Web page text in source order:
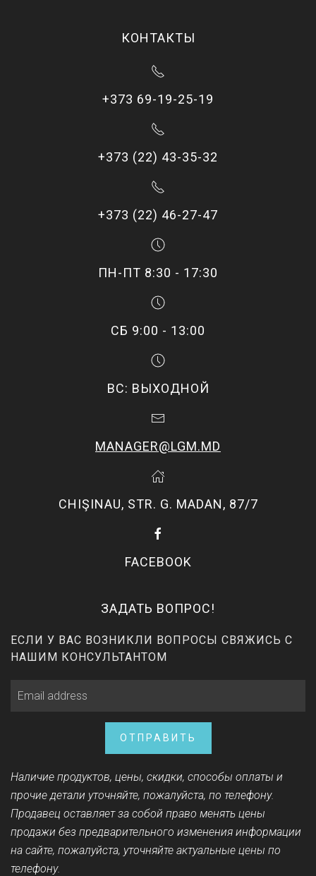
КОНТАКТЫ
+373 69-19-25-19
+373 (22) 43-35-32
+373 (22) 46-27-47
ПН-ПТ 8:30 - 17:30
СБ 9:00 - 13:00
ВС: ВЫХОДНОЙ
MANAGER@LGM.MD
CHIŞINAU, STR. G. MADAN, 87/7
FACEBOOK
ЗАДАТЬ ВОПРОС!
ЕСЛИ У ВАС ВОЗНИКЛИ ВОПРОСЫ СВЯЖИСЬ С
НАШИМ КОНСУЛЬТАНТОМ
ОТПРАВИТЬ
Наличие продуктов, цены, скидки, способы оплаты и
прочие детали уточняйте, пожалуйста, по телефону.
Продавец оставляет за собой право менять цены
продажи без предварительного изменения информации
на сайте, пожалуйста, уточняйте актуальные цены по
телефону.